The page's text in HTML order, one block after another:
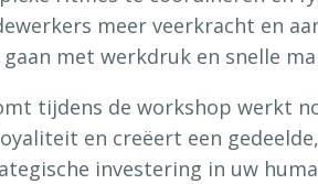
meer veerkracht en
met werkdruk en snelle
tijdens de workshop werkt
en creëert een
investering in uw